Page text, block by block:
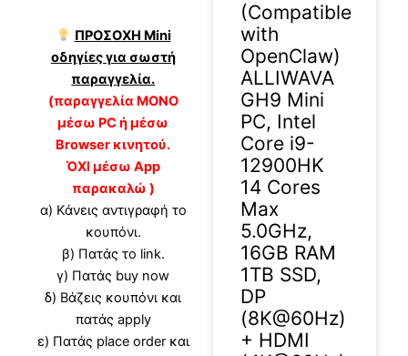
ΠΡΟΣΟΧΗ Mini
οδηγίες για σωστή
παραγγελία.
(παραγγελία ΜΟΝΟ
μέσω PC ή μέσω
Browser κινητού.
ΌΧΙ μέσω App
παρακαλώ )
α) Κάνεις αντιγραφή το
κουπόνι.
β) Πατάς το link.
γ) Πατάς buy now
δ) Βάζεις κουπόνι και
πατάς apply
ε) Πατάς place order και
(Compatible
with
OpenClaw)
ALLIWAVA
GH9 Mini
PC, Intel
Core i9-
12900HK
14 Cores
Max
5.0GHz,
16GB RAM
1TB SSD,
DP
(8K@60Hz)
+ HDMI